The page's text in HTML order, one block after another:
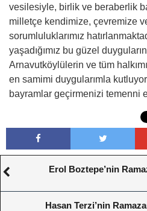
vesilesiyle, birlik ve beraberlik
milletçe kendimize, çevremize ve
sorumluluklarımız
yaşadığımız bu güzel
Arnavutköylülerin ve tüm
en samimi duygularımla
bayramlar geçirmenizi temenni
Erol Boztepe’nin
Hasan Terzi’nin